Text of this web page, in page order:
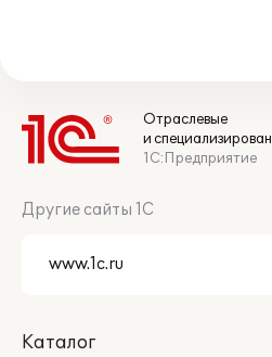
Отраслевые
и
1С:Предприятие
Другие сайты 1С
Каталог